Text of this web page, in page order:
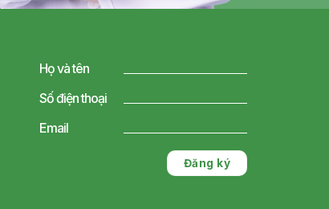
Họ và tên
Số điện thoại
Email